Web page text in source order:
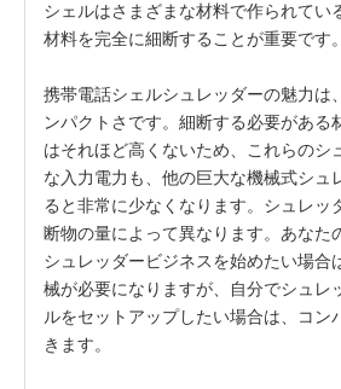
シェルはさまざまな材料で作られてい
材料を完全に細断することが重要です。
携帯電話シェルシュレッダーの魅力は
ンパクトさです。細断する必要がある
はそれほど高くないため、これらのシ
な入力電力も、他の巨大な機械式シュ
ると非常に少なくなります。シュレッ
断物の量によって異なります。あなた
シュレッダービジネスを始めたい場合
械が必要になりますが、自分でシュレ
ルをセットアップしたい場合は、コン
きます。